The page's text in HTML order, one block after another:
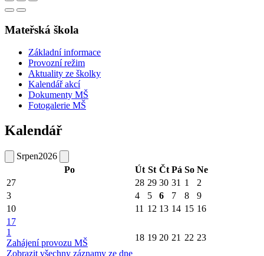
Mateřská škola
Základní informace
Provozní režim
Aktuality ze školky
Kalendář akcí
Dokumenty MŠ
Fotogalerie MŠ
Kalendář
Srpen2026
Po
Út St Čt Pá So Ne
27
28 29 30 31 1
2
3
4 5 6 7 8
9
10
11 12 13 14 15 16
17
1
Zahájení provozu MŠ
Zobrazit všechny záznamy ze dne
18 19 20 21 22 23